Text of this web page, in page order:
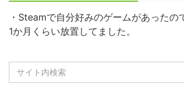
・Steamで自分好みのゲームがあったの
1か月くらい放置してました。